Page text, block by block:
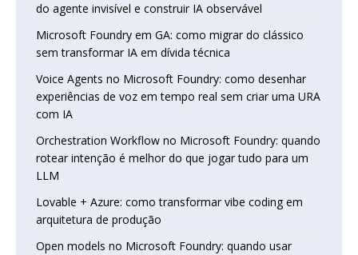
do agente invisível e construir IA observável
Microsoft Foundry em GA: como migrar do clássico
sem transformar IA em dívida técnica
Voice Agents no Microsoft Foundry: como desenhar
experiências de voz em tempo real sem criar uma URA
com IA
Orchestration Workflow no Microsoft Foundry: quando
rotear intenção é melhor do que jogar tudo para um
LLM
Lovable + Azure: como transformar vibe coding em
arquitetura de produção
Open models no Microsoft Foundry: quando usar